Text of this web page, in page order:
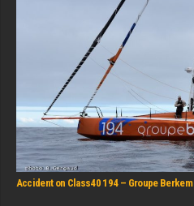
Accident on Class40 194 – Groupe Berkem